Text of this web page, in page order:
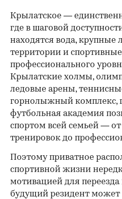
Крылатское —
где в шаговой
находятся вода, крупные
территории и
профессионального
Крылатские холмы,
ледовые арены,
горнолыжный комплекс,
футбольная академия
спортом всей семьей —
тренировок до
Поэтому приватное
спортивной жизни
мотивацией для переезда
будущий резидент может